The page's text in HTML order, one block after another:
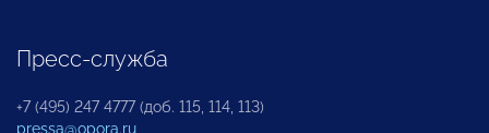
Пресс-служба
+7 (495) 247 4777 (доб. 115, 114, 113)
pressa@opora.ru